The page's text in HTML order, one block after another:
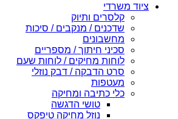
ציוד משרדי
קלסרים ותיוק
שדכנים / מנקבים / סיכות
מחשבונים
סכיני חיתוך / מספריים
לוחות מחיקים / לוחות שעם
סרט הדבקה / דבק נוזלי
מעטפות
כלי כתיבה ומחיקה
טושי הדגשה
נוזל מחיקה טיפקס